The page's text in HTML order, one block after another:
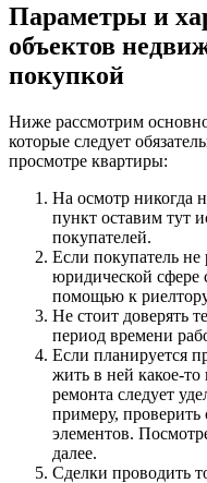
Параметры и
объектов
покупкой
Ниже рассмотрим
которые следует
просмотре квартиры:
На осмотр никогда
пункт оставим тут
покупателей.
Если покупатель не
юридической сфере
помощью к
Не стоит доверять
период времени
Если планируется
жить в ней какое-то
ремонта следует
примеру, проверить
элементов.
далее.
Сделки проводить